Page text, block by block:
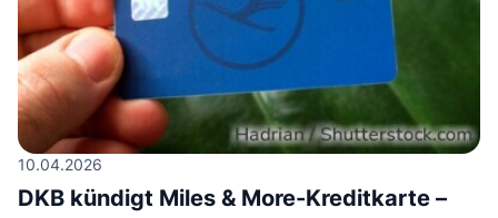
10.04.2026
DKB kündigt Miles & More-Kreditkarte –